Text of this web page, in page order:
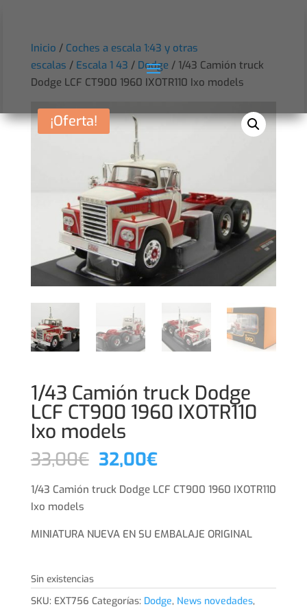
Inicio / Coches a escala 1:43 y otras
escalas / Escala 1 43 / Dodge/ 1/43 Camión truck
Dodge LCF CT900 1960 IXOTR110 Ixo models
¡Oferta!
1/43 Camión truck Dodge
LCF CT900 1960 IXOTR110
Ixo models
33,00€ El
original
33,00€.
32,00€El
actual
32,00€.
1/43 Camión truck Dodge LCF CT900 1960 IXOTR110
Ixo models
MINIATURA NUEVA EN SU EMBALAJE ORIGINAL
Sin existencias
SKU: EXT756 Categorías: Dodge, News novedades,